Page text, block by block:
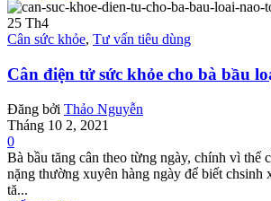
25 Th4
Cân sức khỏe, Tư vấn tiêu dùng
Cân điện tử sức khỏe cho bà bầu
Đăng bởi Thảo Nguyễn
Tháng 10 2, 2021
0
Bà bầu tăng cân theo từng ngày, chính vì thế
nặng thường xuyên hàng ngày để biết chsinh
tă...